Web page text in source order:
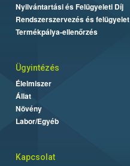
Nyilvántartási és Felügyeleti Díj
Rendszerszervezés és felügyelet
Termékpálya-ellenőrzés
Ügyintézés
Élelmiszer
Állat
Növény
Labor/Egyéb
Kapcsolat